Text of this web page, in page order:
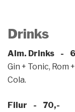
Drinks
Alm. Drinks -
Gin + Tonic, Rom
Cola.
Filur - 70,-